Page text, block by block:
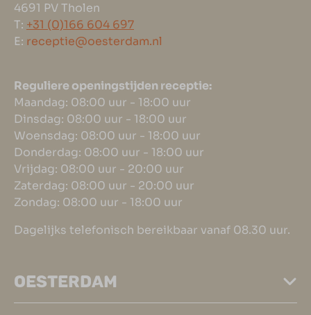
4691 PV Tholen
T: +31 (0)166 604 697
E: receptie@oesterdam.nl
Reguliere openingstijden receptie:
Maandag: 08:00 uur - 18:00 uur
Dinsdag: 08:00 uur - 18:00 uur
Woensdag: 08:00 uur - 18:00 uur
Donderdag: 08:00 uur - 18:00 uur
Vrijdag: 08:00 uur - 20:00 uur
Zaterdag: 08:00 uur - 20:00 uur
Zondag: 08:00 uur - 18:00 uur
Dagelijks telefonisch bereikbaar vanaf 08.30 uur.
OESTERDAM